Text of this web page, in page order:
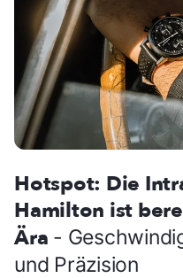
Hotspot: Die
Hamilton ist
Ära -
und Präzision